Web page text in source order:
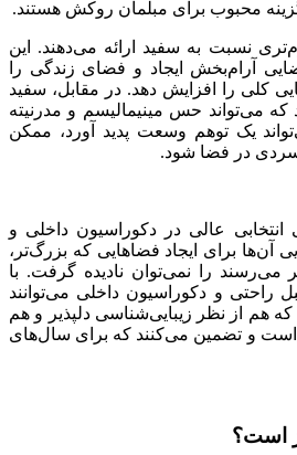
محبوب برای مبلمان روکش هستند.
نسبت به سفید ارائه می‌دهند. این
آرام‌بخش ایجاد و فضای زندگی را
کلی را افزایش دهد. در مقابل، سفید
می‌تواند حس مینیمالیسم و ​​مدرنیته
یک توهم وسعت پدید آورد، ممکن
در فضا شود.
عالی در دکوراسیون داخلی و
آن‌ها برای ایجاد فضاهایی که بزرگ‌تر،
را نمی‌توان نادیده گرفت. با
راحتی و دکوراسیون داخلی می‌توانند
هم از نظر زیبایی‌شناسی دلپذیر و هم
و تضمین می‌کنند که برای سال‌های
است؟